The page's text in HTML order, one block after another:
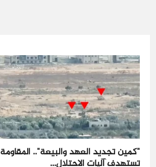
"كمين تجديد العهد والبيعة".. المقاومة